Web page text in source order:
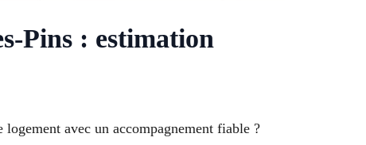
Pins : estimation
avec un accompagnement fiable ?